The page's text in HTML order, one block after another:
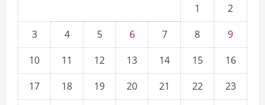
1
2
3
4 5 6 7 8
9
10
11 12 13 14 15
16
17
18 19 20 21 22 23